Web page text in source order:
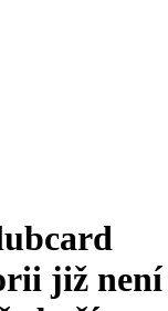
již není